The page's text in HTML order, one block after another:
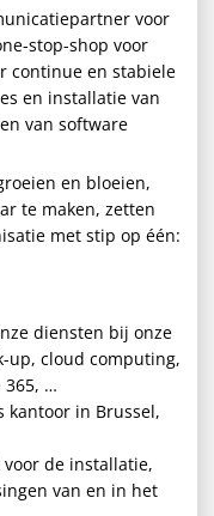
voor
stop-shop voor
continue en stabiele
en installatie van
van software
en bloeien,
te maken, zetten
met stip op één:
diensten bij onze
up, cloud computing,
365, …
kantoor in Brussel,
de installatie,
van en in het